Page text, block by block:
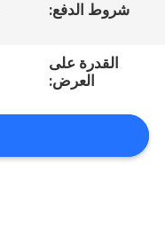
مراقبة
الجودة
اتصل
بنا
شروط الدفع:
القدرة على
العرض: